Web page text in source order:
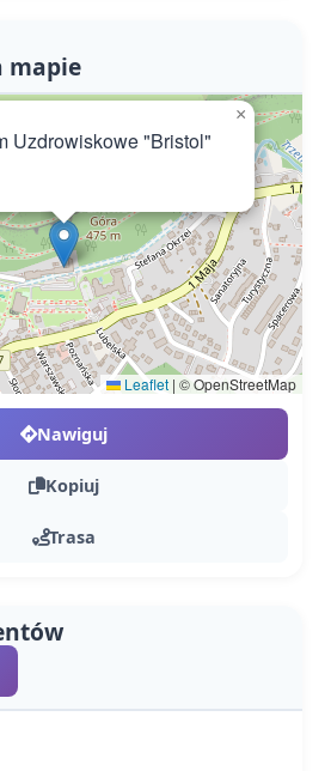
mapie
Uzdrowiskowe "Bristol"
×
Leaflet | © OpenStreetMap
Nawiguj
Kopiuj
Trasa